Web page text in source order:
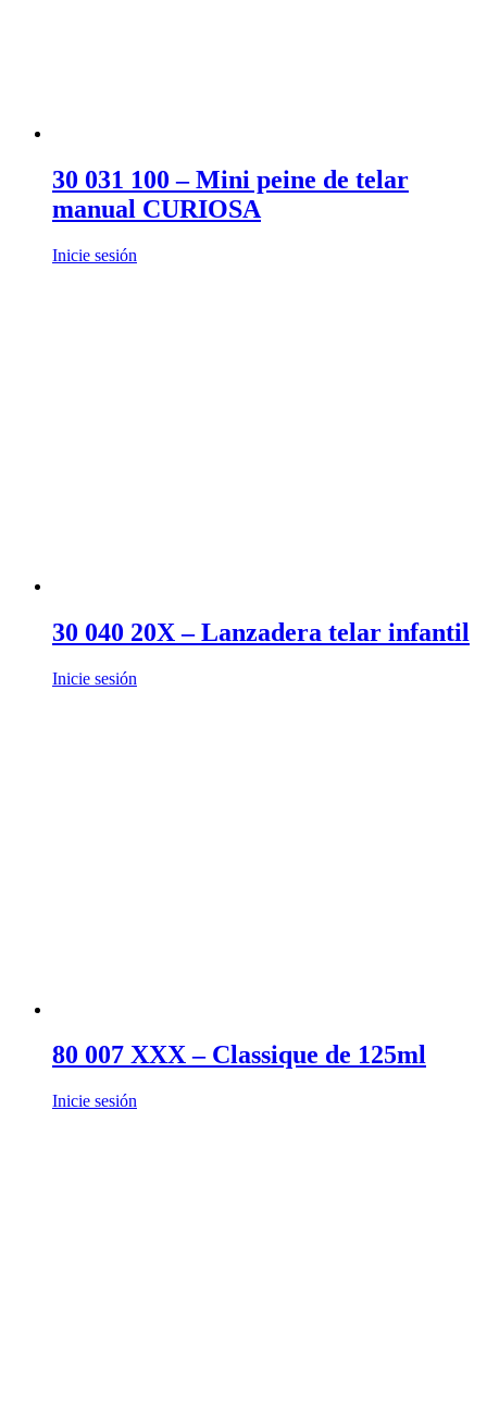
30 031 100 – Mini peine de telar
manual CURIOSA
Inicie sesión
30 040 20X – Lanzadera telar infantil
Inicie sesión
80 007 XXX – Classique de 125ml
Inicie sesión